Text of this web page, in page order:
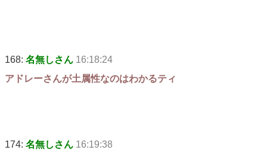
168: 名無しさん 16:18:24
アドレーさんが土属性なのはわかるティ
174: 名無しさん 16:19:38